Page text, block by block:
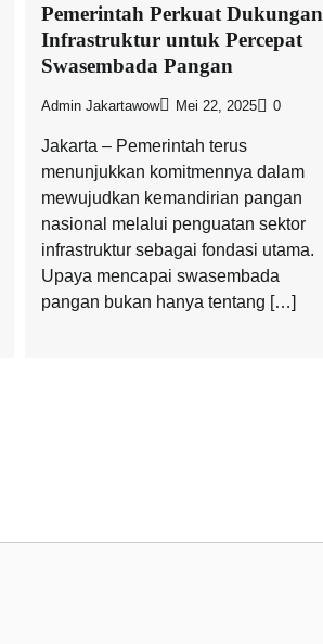
Pemerintah Perkuat Dukungan
Infrastruktur untuk Percepat
Swasembada Pangan
Admin Jakartawow Mei 22, 2025 0
Jakarta – Pemerintah terus
menunjukkan komitmennya dalam
mewujudkan kemandirian pangan
nasional melalui penguatan sektor
infrastruktur sebagai fondasi utama.
Upaya mencapai swasembada
pangan bukan hanya tentang […]